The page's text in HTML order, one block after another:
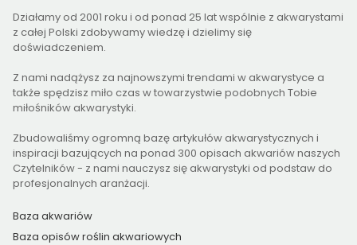
Działamy od 2001 roku i od ponad 25 lat wspólnie z akwarystami
z całej Polski zdobywamy wiedzę i dzielimy się
doświadczeniem.
Z nami nadążysz za najnowszymi trendami w akwarystyce a
także spędzisz miło czas w towarzystwie podobnych Tobie
miłośników akwarystyki.
Zbudowaliśmy ogromną bazę artykułów akwarystycznych i
inspiracji bazujących na ponad 300 opisach akwariów naszych
Czytelników - z nami nauczysz się akwarystyki od podstaw do
profesjonalnych aranżacji.
Baza akwariów
Baza opisów roślin akwariowych